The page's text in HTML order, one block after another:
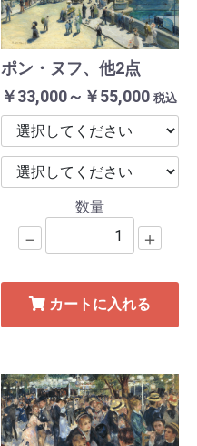
ポン・ヌフ、他2点
￥33,000～￥55,000 税込
数量
－ ＋
カートに入れる